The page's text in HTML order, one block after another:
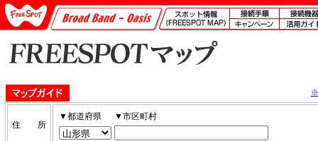
※
住 所
▼都道府県 ▼市区町村